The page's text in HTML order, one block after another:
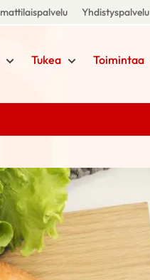
Yhdistyspalvelu
Tukea Toimintaa